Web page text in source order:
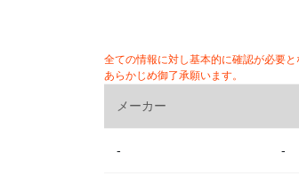
全ての情報に対し基本的に確認が必要
あらかじめ御了承願います。
メーカー
- -